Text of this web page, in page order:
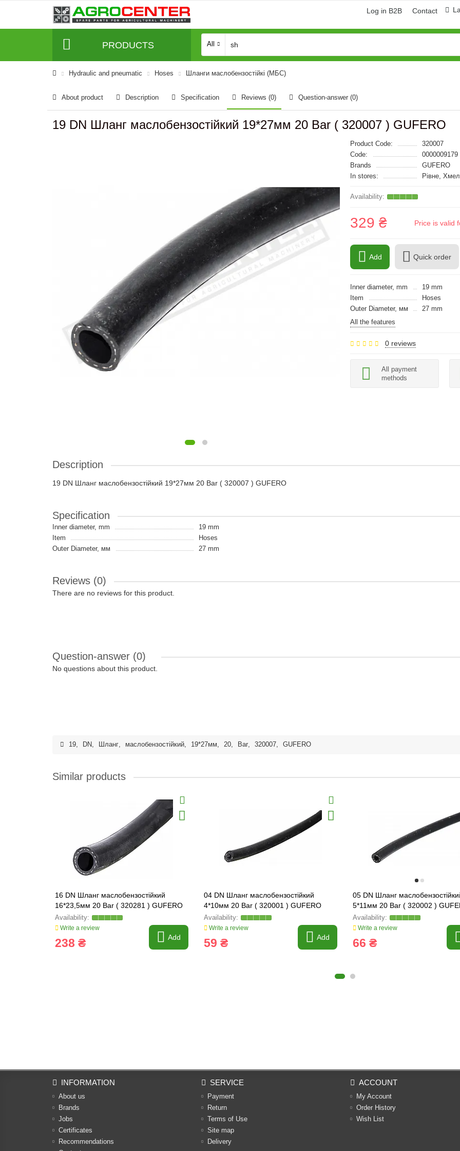
Log in B2B Contact
PRODUCTS All
Hydraulic and pneumatic Hoses Шланги маслобензостійкі (МБС)
About product Description Specification Reviews (0) Question-answer (0)
19 DN Шланг маслобензостійкий 19*27мм 20 Bar ( 320007 ) GUFERO
Product Code:
320007
Code:
0000009179
Brands
GUFERO
In stores:
Рівне,
329 ₴ Price is valid
Add Quick order
Inner diameter, mm
19 mm
Item
Hoses
Outer Diameter, мм
27 mm
All the features
0 reviews
All payment
methods
Description
19 DN Шланг маслобензостійкий 19*27мм 20 Bar ( 320007 ) GUFERO
Specification
Inner diameter, mm
19 mm
Item
Hoses
Outer Diameter, мм
27 mm
Reviews (0)
There are no reviews for this product.
Question-answer (0)
No questions about this product.
19, DN, Шланг, маслобензостійкий, 19*27мм, 20, Bar, 320007, GUFERO
Similar products
16 DN Шланг маслобензостійкий
16*23,5мм 20 Bar ( 320281 ) GUFERO
Write a review
238 ₴ Add
04 DN Шланг маслобензостійкий
4*10мм 20 Bar ( 320001 ) GUFERO
Write a review
59 ₴ Add
05 DN Шланг
5*11мм 20 Bar ( 320002 )
Write a review
66 ₴
INFORMATION
About us
Brands
Jobs
Certificates
Recommendations
SERVICE
Payment
Return
Terms of Use
Site map
Delivery
ACCOUNT
My Account
Order History
Wish List